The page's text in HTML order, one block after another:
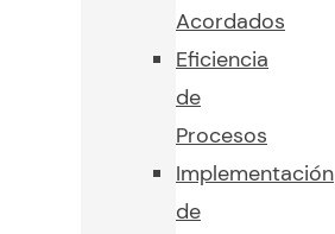
Acordados
Eficiencia
de
Procesos
Implementación
de